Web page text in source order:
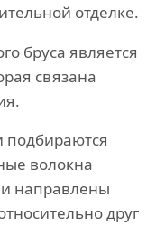
отделке.
бруса является
связана
подбираются
волокна
направлены
друг